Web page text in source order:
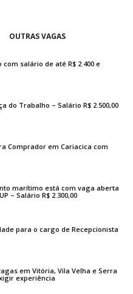
OUTRAS VAGAS
salário de até R$ 2.400 e
do Trabalho – Salário R$ 2.500,00
Comprador em Cariacica com
marítimo está com vaga aberta
– Salário R$ 2.300,00
para o cargo de Recepcionista
em Vitória, Vila Velha e Serra
experiência